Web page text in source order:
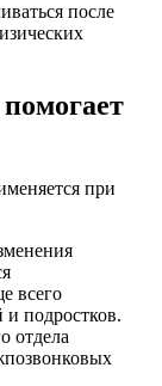
после
при
всего
и подростков.
отдела